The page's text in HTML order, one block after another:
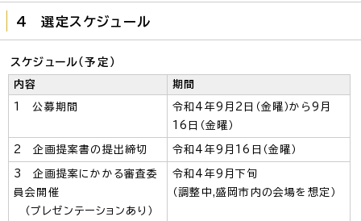
4 選定スケジュール
スケジュール（予定）
内容 期間
1 公募期間
令和4年9月2日（金曜）から9月
16日（金曜）
2 企画提案書の提出締切 令和4年9月16日（金曜）
3 企画提案にかかる審査委
員会開催
（プレゼンテーションあり）
令和4年9月下旬
（調整中,盛岡市内の会場を想定）